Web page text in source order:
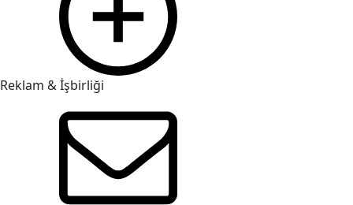
Reklam & İşbirliği